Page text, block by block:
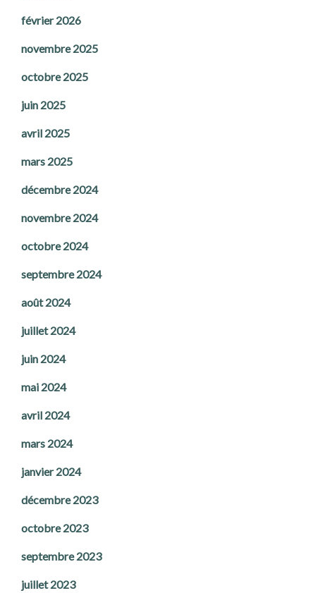
février 2026
novembre 2025
octobre 2025
juin 2025
avril 2025
mars 2025
décembre 2024
novembre 2024
octobre 2024
septembre 2024
août 2024
juillet 2024
juin 2024
mai 2024
avril 2024
mars 2024
janvier 2024
décembre 2023
octobre 2023
septembre 2023
juillet 2023